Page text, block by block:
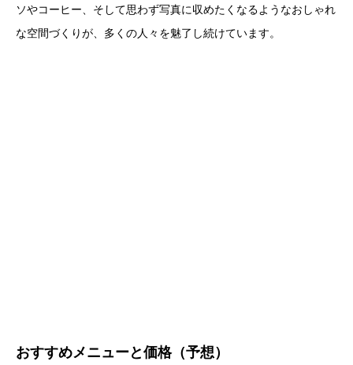
ソやコーヒー、そして思わず写真に収めたくなるようなおしゃれ
な空間づくりが、多くの人々を魅了し続けています。
おすすめメニューと価格（予想）